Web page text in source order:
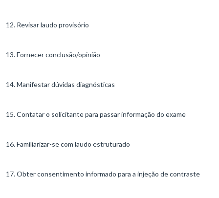
12. Revisar laudo provisório
13. Fornecer conclusão/opinião
14. Manifestar dúvidas diagnósticas
15. Contatar o solicitante para passar informação do exame
16. Familiarizar-se com laudo estruturado
17. Obter consentimento informado para a injeção de contraste